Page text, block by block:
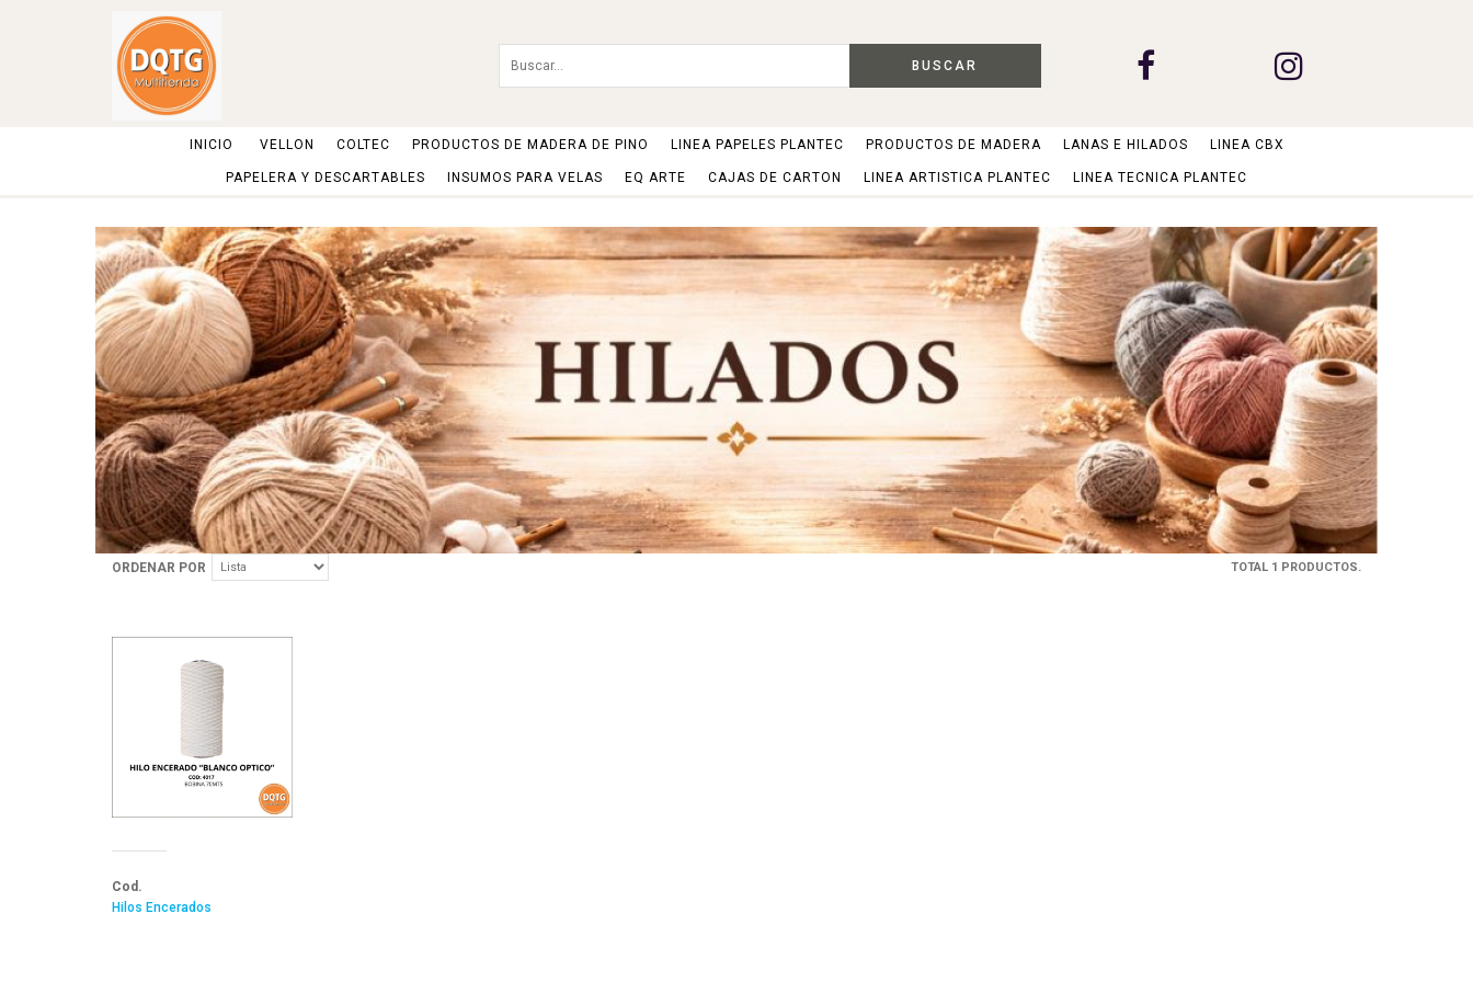
BUSCAR
INICIO VELLON COLTEC PRODUCTOS DE MADERA DE PINO LINEA PAPELES PLANTEC PRODUCTOS DE MADERA LANAS E HILADOS LINEA CBX
PAPELERA Y DESCARTABLES INSUMOS PARA VELAS EQ ARTE CAJAS DE CARTON LINEA ARTISTICA PLANTEC LINEA TECNICA PLANTEC
ORDENAR POR TOTAL 1 PRODUCTOS.
Cod.
Hilos Encerados